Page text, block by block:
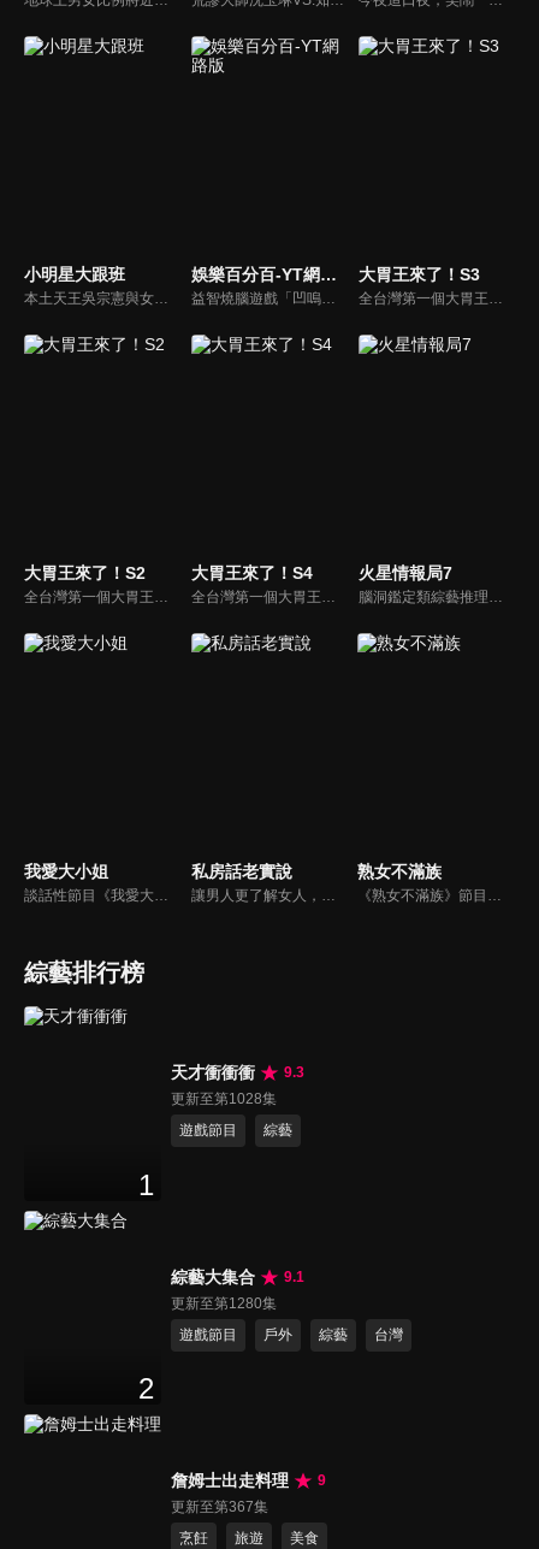
小明星大跟班
本土天王吳宗憲與女兒吳姍儒（Sandy）搭檔主持，每集邀請來賓暢談演藝圈大小事，父女檔聯手笑果十足，老梗搭上新世代，最新組合強勢登場！
娛樂百分百-YT網路版
益智燒腦遊戲「凹嗚狼人殺」激發你的邏輯推理能力，偶像巨星雲集，全球娛樂資訊，一手掌握不脫節！2025全新升級改版，盡在《娛樂百分百-YT網路版》！
大胃王來了！S3
全台灣第一個大胃王美食節目，由主持人帶領大胃王們及名人來賓吃遍台灣美食，每趟旅程都有不同的美食主題以及遊戲互動，並藉由大胃王幸福地享用，讓觀眾深刻了解台灣美食文化的豐富特色！
大胃王來了！S2
全台灣第一個大胃王美食節目，由主持人帶領大胃王們及名人來賓吃遍台灣美食，每趟旅程都有不同的美食主題以及遊戲互動，並藉由大胃王幸福地享用，讓觀眾深刻了解台灣美食文化的豐富特色！
大胃王來了！S4
全台灣第一個大胃王美食節目，由主持人帶領大胃王們及名人來賓吃遍台灣美食，每趟旅程都有不同的美食主題以及遊戲互動，並藉由大胃王幸福地享用，讓觀眾深刻了解台灣美食文化的豐富特色！
火星情報局7
腦洞鑑定類綜藝推理脫口秀，陣容為薛之謙、大張偉、楊迪、劉維、黃子弘凡、黃聖依、龐博等…節目圍繞著當下熱梗熱點、觀眾的興趣點、共鳴點展開故事；火星特工廣發英雄帖正面對撞，迎戰近年最出圈、最有趣、最敢說的廠牌大咖們。真金不怕火煉！一場席卷全網的廠牌巔峰之戰即將展開！
我愛大小姐
談話性節目《我愛大小姐》是由吳淡如、林慧萍主持的一檔談話性節目，講訴女人間的那些事。
私房話老實說
讓男人更了解女人，女人更了解自己 ，揭密女性私房話，讓療癒專家教你更愛自己！由于美人和納豆攜手主持，更多你想知道的女性私密話題都在《私房話老實說》。
熟女不滿族
《熟女不滿族》節目主題均有關25-49歲的未婚女性，這些熟女們漂亮卻擔心嫁不出去，獨立卻希望有人疼，最怕寂寞，只能用工作填滿時間，她們是最矛盾最不滿足的一群人。
綜藝排行榜
1
天才衝衝衝
9.3
更新至第1028集
遊戲節目
綜藝
2
綜藝大集合
9.1
更新至第1280集
遊戲節目
戶外 綜藝 台灣
詹姆士出走料理
9
更新至第367集
烹飪
旅遊 美食